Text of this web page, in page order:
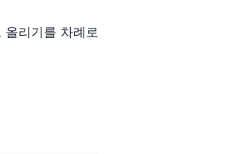
리기를 차례로